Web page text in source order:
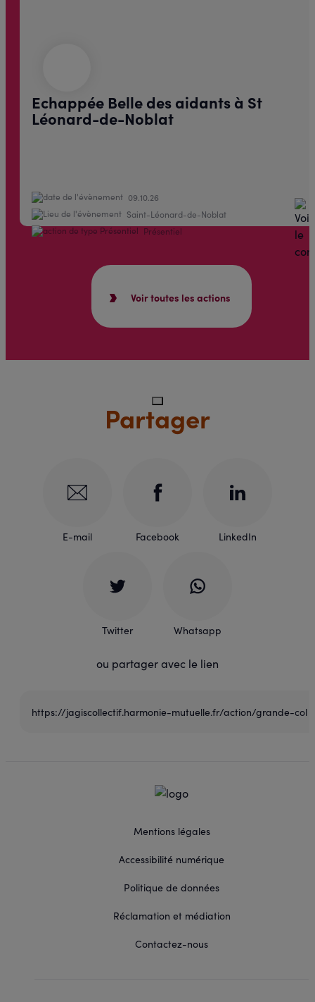
Voir toutes les actions
Echappée Belle des aidants à St
Léonard-de-Noblat
09.10.26
Saint-Léonard-de-Noblat
Présentiel
Partager
E-mail Facebook LinkedIn
Twitter Whatsapp
ou partager avec le lien
Mentions légales
Accessibilité numérique
Politique de données
Réclamation et médiation
Contactez-nous